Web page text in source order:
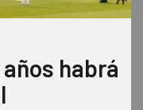
habrá